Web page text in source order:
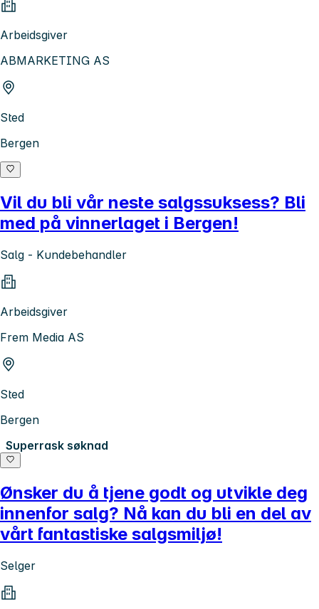
Arbeidsgiver
ABMARKETING AS
Sted
Bergen
Vil du bli vår neste salgssuksess? Bli
med på vinnerlaget i Bergen!
Salg - Kundebehandler
Arbeidsgiver
Frem Media AS
Sted
Bergen
Superrask søknad
Ønsker du å tjene godt og utvikle deg
innenfor salg? Nå kan du bli en del av
vårt fantastiske salgsmiljø!
Selger